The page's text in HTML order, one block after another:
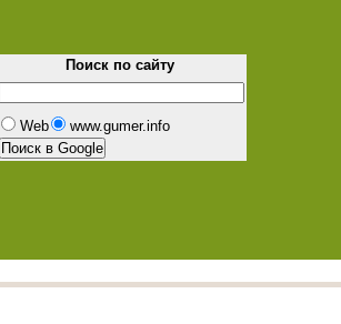
Поиск по сайту
Web www.gumer.info